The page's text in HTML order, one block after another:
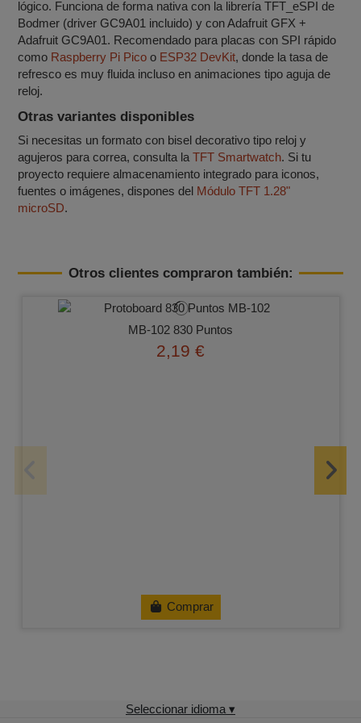
lógico. Funciona de forma nativa con la librería TFT_eSPI de
Bodmer (driver GC9A01 incluido) y con Adafruit GFX +
Adafruit GC9A01. Recomendado para placas con SPI rápido
como Raspberry Pi Pico o ESP32 DevKit, donde la tasa de
refresco es muy fluida incluso en animaciones tipo aguja de
reloj.
Otras variantes disponibles
Si necesitas un formato con bisel decorativo tipo reloj y
agujeros para correa, consulta laTFT Smartwatch. Si tu
proyecto requiere almacenamiento integrado para iconos,
fuentes o imágenes, dispones del Módulo TFT 1.28"
microSD.
Otros clientes compraron también:
MB-102 830 Puntos
2,19 €
Comprar
Seleccionar idioma ▾